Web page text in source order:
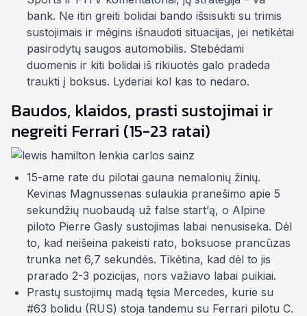
bank. Ne itin greiti bolidai bando išsisukti su trimis
sustojimais ir mėgins išnaudoti situacijas, jei netikėtai
pasirodytų saugos automobilis. Stebėdami
duomenis ir kiti bolidai iš rikiuotės galo pradeda
traukti į boksus. Lyderiai kol kas to nedaro.
Baudos, klaidos, prasti sustojimai ir
negreiti Ferrari (15-23 ratai)
15-ame rate du pilotai gauna nemalonių žinių.
Kevinas Magnussenas sulaukia pranešimo apie 5
sekundžių nuobaudą už false start’ą, o Alpine
piloto Pierre Gasly sustojimas labai nenusiseka. Dėl
to, kad neišeina pakeisti rato, boksuose prancūzas
trunka net 6,7 sekundės. Tikėtina, kad dėl to jis
prarado 2-3 pozicijas, nors važiavo labai puikiai.
Prastų sustojimų madą tęsia Mercedes, kurie su
#63 bolidu (RUS) stoja tandemu su Ferrari pilotu C.